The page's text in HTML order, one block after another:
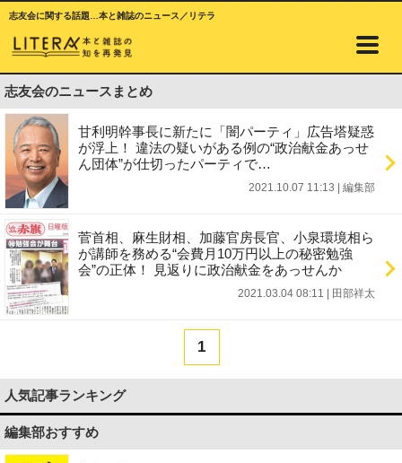
志友会に関する話題…本と雑誌のニュース／リテラ
志友会のニュースまとめ
甘利明幹事長に新たに「闇パーティ」広告塔疑惑
が浮上！ 違法の疑いがある例の“政治献金あっせ
ん団体”が仕切ったパーティで…
2021.10.07 11:13 編集部
菅首相、麻生財相、加藤官房長官、小泉環境相ら
が講師を務める“会費月10万円以上の秘密勉強
会”の正体！ 見返りに政治献金をあっせんか
2021.03.04 08:11 田部祥太
1
人気記事ランキング
編集部おすすめ